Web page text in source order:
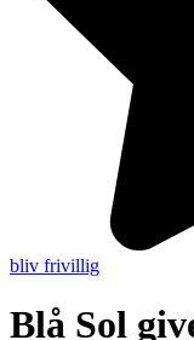
bliv frivillig
Blå Sol